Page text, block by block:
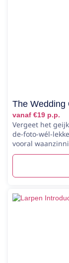
The Wedding
vanaf €19 p.p.
Vergeet het
de-foto-wél-
vooral